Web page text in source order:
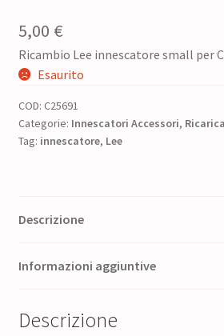
5,00 €
Ricambio Lee innescatore small per
Esaurito
COD: C25691
Categorie: Innescatori Accessori,
Tag: innescatore, Lee
Descrizione
Informazioni aggiuntive
Descrizione